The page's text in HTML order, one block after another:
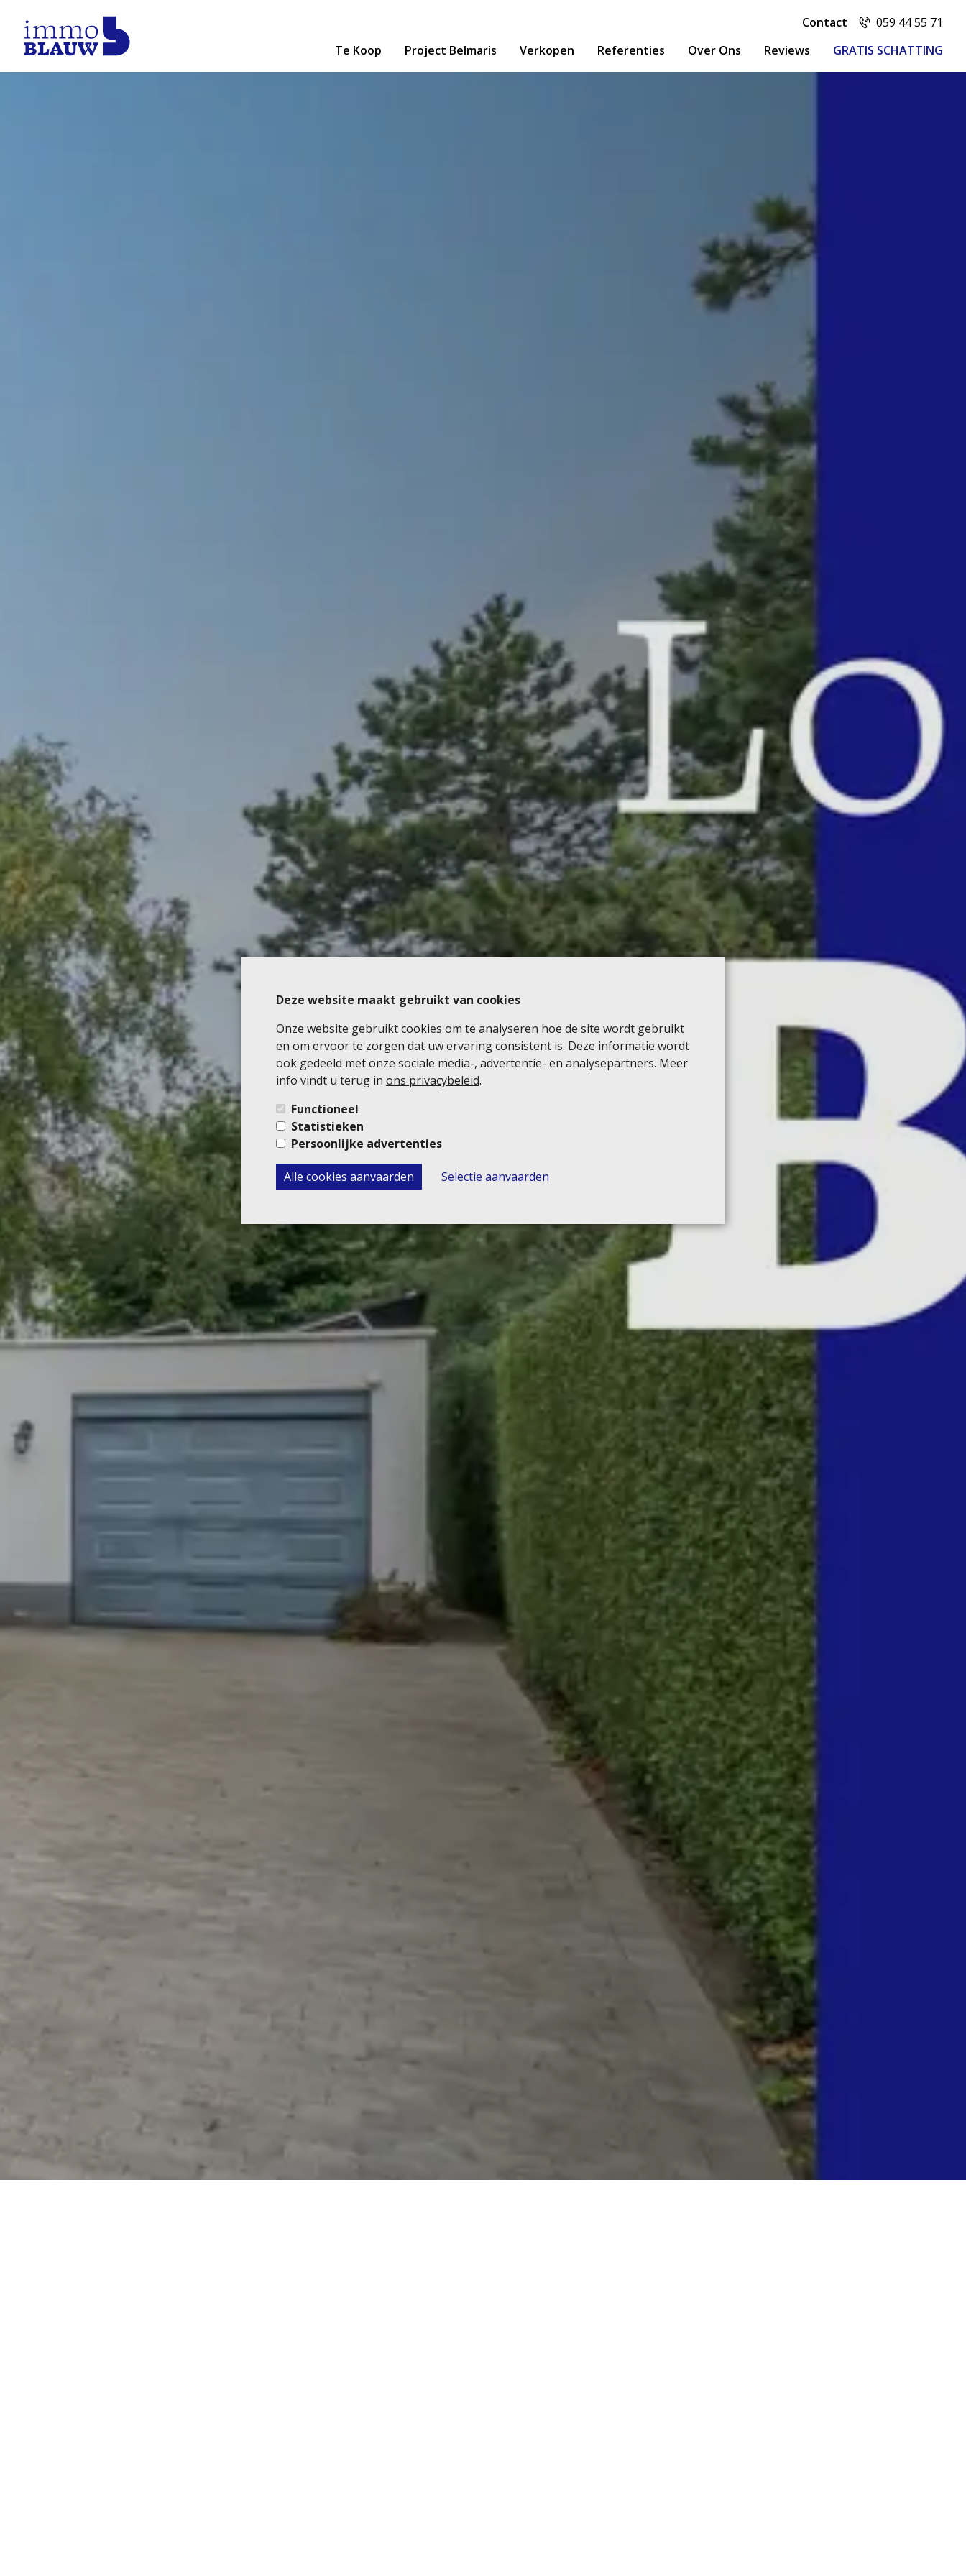
Contact
059 44 55 71
Te Koop
Project Belmaris Verkopen Referenties Over Ons Reviews GRATIS SCHATTING
Deze website maakt gebruikt van cookies
Onze website gebruikt cookies om te analyseren hoe de site wordt gebruikt
en om ervoor te zorgen dat uw ervaring consistent is. Deze informatie wordt
ook gedeeld met onze sociale media-, advertentie- en analysepartners. Meer
info vindt u terug in ons privacybeleid.
Functioneel
Statistieken
Persoonlijke advertenties
Alle cookies aanvaarden Selectie aanvaarden